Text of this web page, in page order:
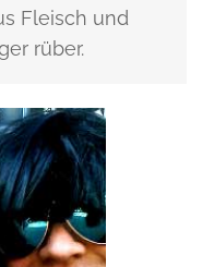
Fleisch und
rüber.